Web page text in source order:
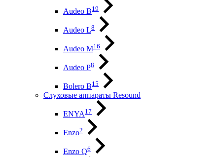
Audeo B19
Audeo L8
Audeo М16
Audeo P8
Bolero B15
Слуховые аппараты Resound
ENYA17
Enzo2
Enzo Q6